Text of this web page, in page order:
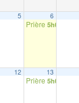
5 6
Prière 5h00
12 13
Prière 5h00